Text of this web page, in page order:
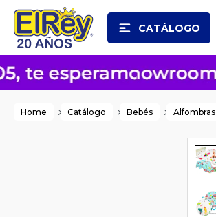
CATÁLOGO
Home Catálogo Bebés Alfombras